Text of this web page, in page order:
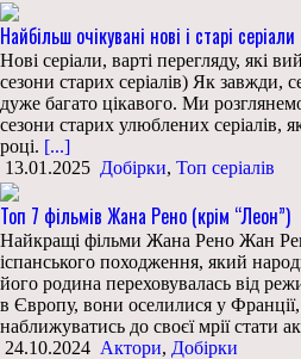
Найбільш очікувані нові і старі
Нові серіали, варті перегляду, які
сезони старих серіалів) Як завжди,
дуже багато цікавого. Ми
сезони старих улюблених серіалів,
році. [...]
13.01.2025 Добірки, Топ серіалів
Топ 7 фільмів Жана Рено (крім “Леон”)
Найкращі фільми Жана Рено Жан
іспанського походження, який
його родина переховувалась від
в Європу, вони оселилися у
наближуватись до своєї мрії стати
24.10.2024 Актори, Добірки